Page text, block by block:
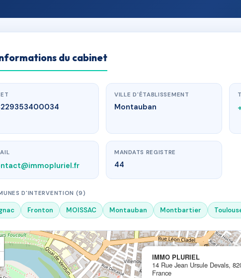
du cabinet
VILLE D'ÉTABLISSEMENT
Montauban
MANDATS REGISTRE
44
D'INTERVENTION (9)
Fronton MOISSAC Montauban Montbartier
IMMO PLURIEL
14 Rue Jean Ursule Devals,
France